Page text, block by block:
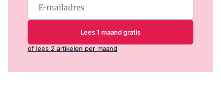
Lees 1 maand gratis
of lees 2 artikelen per maand